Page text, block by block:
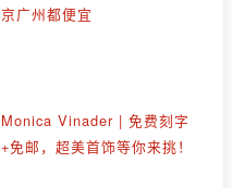
京广州都便宜
Monica Vinader | 免费刻字
+免邮，超美首饰等你来挑！